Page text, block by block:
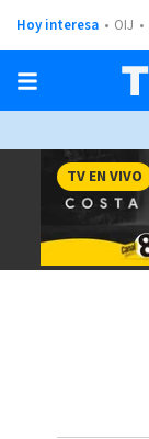
Hoy interesa OIJ
TV EN VIVO